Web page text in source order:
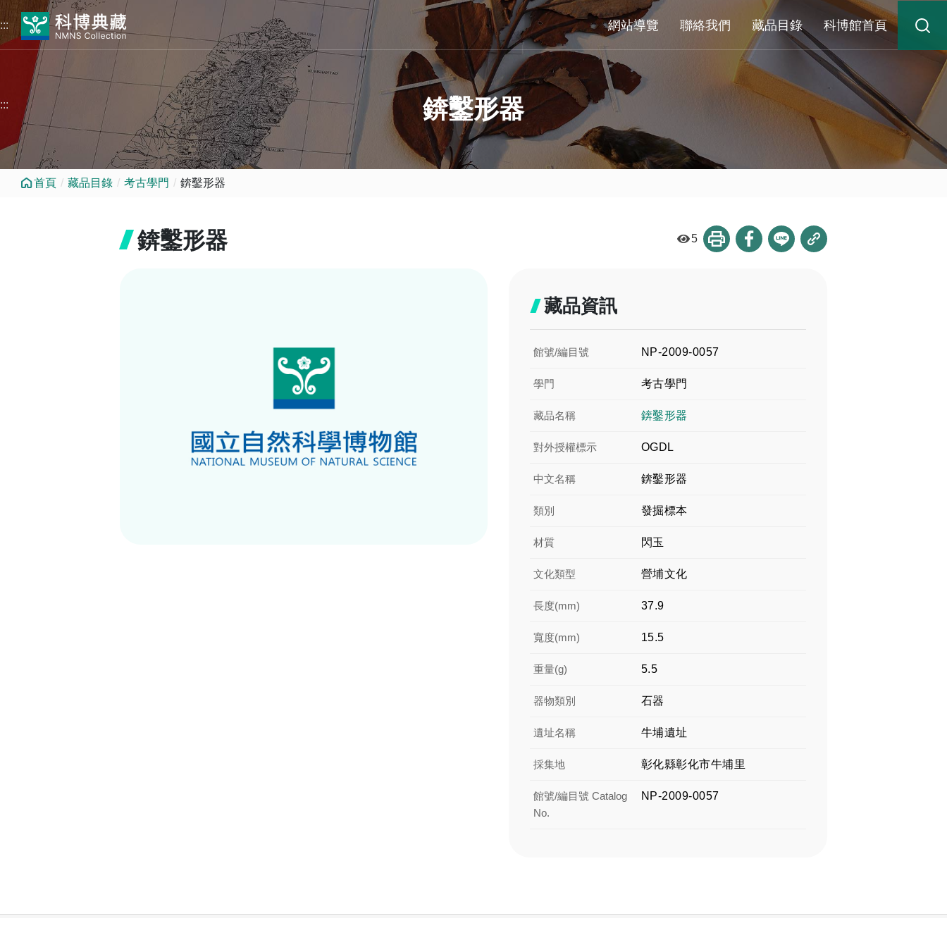
跳到中央內容區塊
:::
網站導覽 聯絡我們 藏品目錄 科博館首頁
錛鑿形器
:::
首頁 藏品目錄 考古學門 錛鑿形器
錛鑿形器 5
藏品資訊
館號/編目號 NP-2009-0057
學門 考古學門
藏品名稱 錛鑿形器
對外授權標示 OGDL
中文名稱 錛鑿形器
類別 發掘標本
材質 閃玉
文化類型 營埔文化
長度(mm) 37.9
寬度(mm) 15.5
重量(g) 5.5
器物類別 石器
遺址名稱 牛埔遺址
採集地 彰化縣彰化市牛埔里
館號/編目號 Catalog
No.
NP-2009-0057